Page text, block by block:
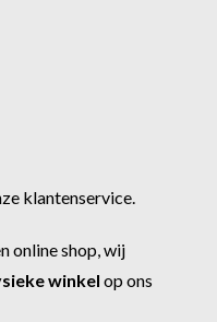
klantenservice.
online shop, wij
winkel op ons